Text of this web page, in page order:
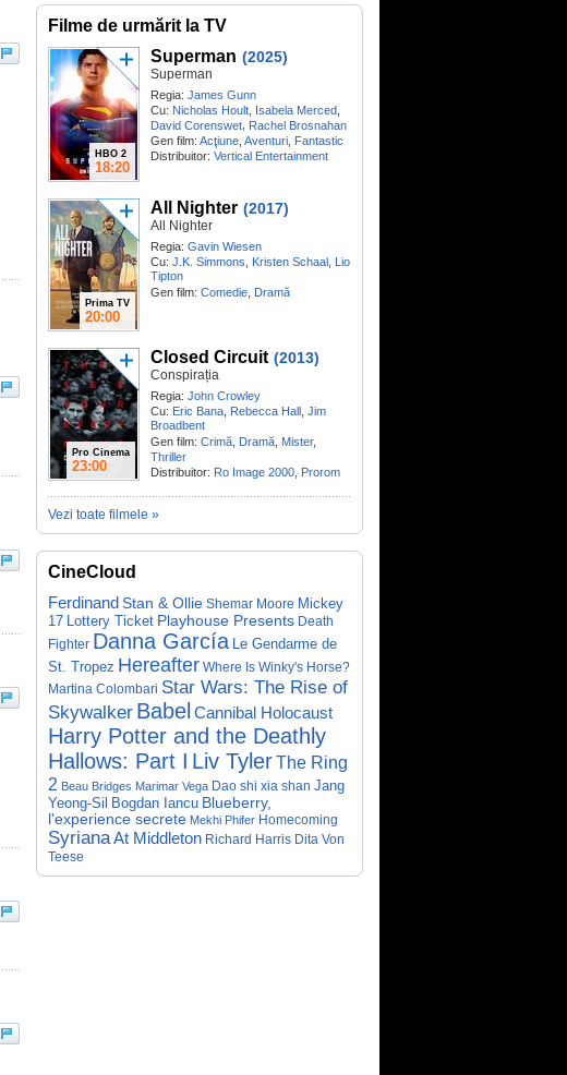
Filme de urmărit la TV
HBO 2
18:20
Superman (2025)
Superman
Regia: James Gunn
Cu: Nicholas Hoult Isabela Merced
David Corenswet, Rachel Brosnahan
Gen film: Acţiune Aventuri Fantastic
Distribuitor: Vertical Entertainment
Prima TV
20:00
All Nighter (2017)
All Nighter
Regia: Gavin Wiesen
Cu: J.K. Simmons Kristen Schaal Lio
Tipton
Gen film: Comedie Dramă
Pro Cinema
23:00
Closed Circuit (2013)
Conspirația
Regia: John Crowley
Cu: Eric Bana Rebecca Hall Jim
Broadbent
Gen film: Crimă Dramă Mister,
Thriller
Distribuitor: Ro Image 2000 Prorom
Vezi toate filmele »
CineCloud
Ferdinand Stan & Ollie Shemar Moore Mickey
17 Lottery Ticket Playhouse Presents Death
Fighter Danna García Le Gendarme de
St. Tropez Hereafter Where Is Winky's Horse?
Martina Colombari Star Wars: The Rise of
Skywalker Babel Cannibal Holocaust
Harry Potter and the Deathly
Hallows: Part I Liv TylerThe Ring
2 Beau Bridges Marimar Vega Dao shi xia shan Jang
Yeong-Sil
Bogdan Iancu Blueberry,
l'experience secrete Mekhi Phifer Homecoming
SyrianaAt Middleton Richard Harris Dita Von
Teese